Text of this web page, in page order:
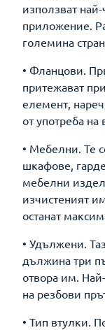
използват
приложение.
големина
• Фланцови.
притежават
елемент,
от употреба
• Мебелни. Те
шкафове,
мебелни
изчистеният
останат
• Удължени.
дължина три
отвора им.
на резбови
• Тип втулки.